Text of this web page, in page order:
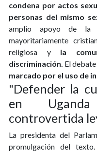
condena por actos
personas del mismo
amplio apoyo de la
mayoritariamente
religiosa yla
discriminación. El
marcado por el uso de
"Defender la
en
controvertida
La presidenta del
promulgación del texto.